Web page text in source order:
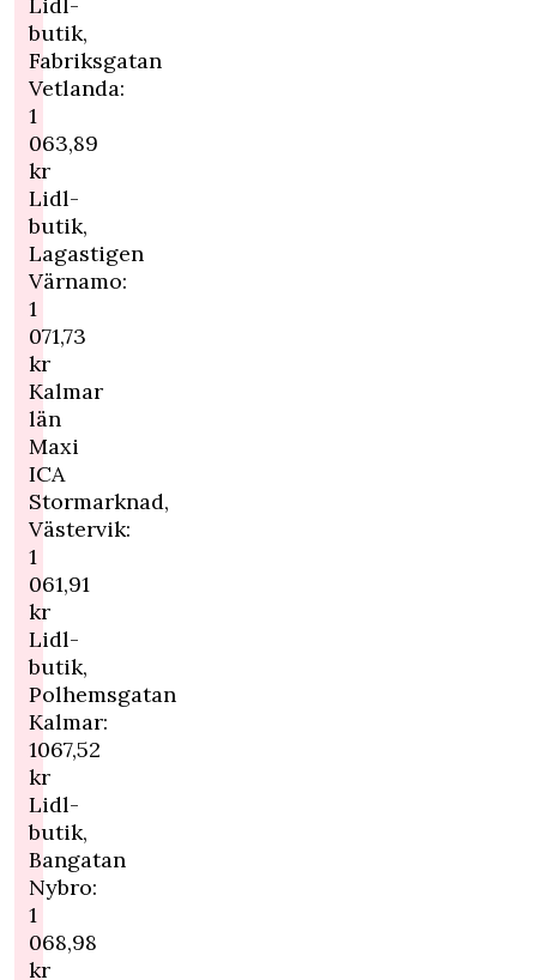
butik,
Fabriksgatan
Vetlanda:
1
063,89
kr
Lidl-
butik,
Lagastigen
Värnamo:
1
071,73
kr
Kalmar
län
Maxi
ICA
Stormarknad,
Västervik:
1
061,91
kr
Lidl-
butik,
Polhemsgatan
Kalmar:
1067,52
kr
Lidl-
butik,
Bangatan
Nybro:
1
068,98
kr